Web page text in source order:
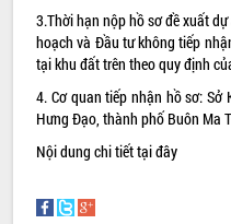
3.Thời hạn nộp hồ sơ đề xuất
hoạch và Đầu tư không tiếp
tại khu đất trên theo quy định
4. Cơ quan tiếp nhận hồ sơ:
Hưng Đạo, thành phố Buôn Ma
Nội dung chi tiếttại đây